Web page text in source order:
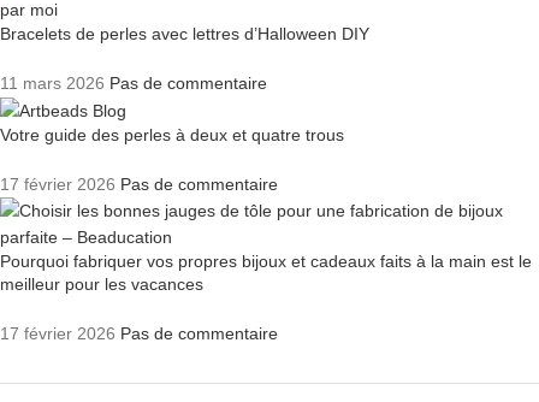
Bracelets de perles avec lettres d’Halloween DIY
11 mars 2026 Pas de commentaire
Votre guide des perles à deux et quatre trous
17 février 2026 Pas de commentaire
Pourquoi fabriquer vos propres bijoux et cadeaux faits à la main est le
meilleur pour les vacances
17 février 2026 Pas de commentaire